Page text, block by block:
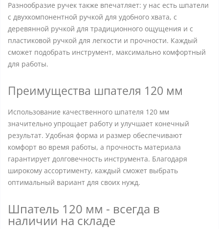
Разнообразие ручек также впечатляет: у нас есть шпатели
с двухкомпонентной ручкой для удобного хвата, с
деревянной ручкой для традиционного ощущения и с
пластиковой ручкой для легкости и прочности. Каждый
сможет подобрать инструмент, максимально комфортный
для работы.
Преимущества шпателя 120 мм
Использование качественного шпателя 120 мм
значительно упрощает работу и улучшает конечный
результат. Удобная форма и размер обеспечивают
комфорт во время работы, а прочность материала
гарантирует долговечность инструмента. Благодаря
широкому ассортименту, каждый сможет выбрать
оптимальный вариант для своих нужд.
Шпатель 120 мм - всегда в
наличии на складе